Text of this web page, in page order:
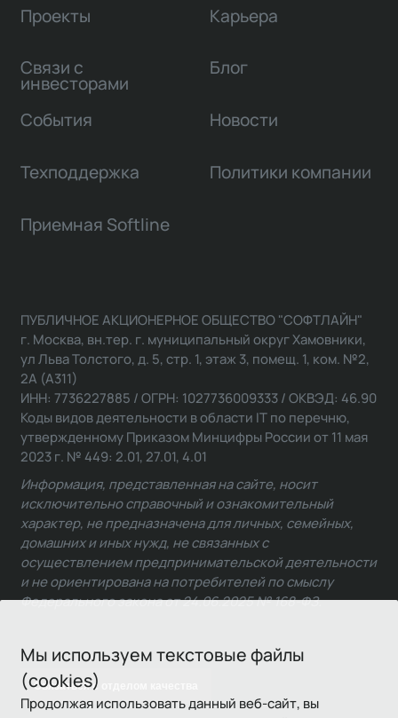
Мы используем текстовые файлы
(cookies)
Продолжая использовать данный веб-сайт, вы
Проекты
Связи с
инвесторами
Карьера
Блог
События Новости
Техподдержка Политики компании
Приемная Softline
Связаться с отделом качества
ПУБЛИЧНОЕ АКЦИОНЕРНОЕ ОБЩЕСТВО "СОФТЛАЙН"
г. Москва, вн.тер. г. муниципальный округ Хамовники,
ул Льва Толстого, д. 5, стр. 1, этаж 3, помещ. 1, ком. №2,
2А (А311)
ИНН: 7736227885 / ОГРН: 1027736009333 / ОКВЭД: 46.90
Коды видов деятельности в области IT по перечню,
утвержденному Приказом Минцифры России от 11 мая
2023 г. № 449: 2.01, 27.01, 4.01
Информация, представленная на сайте, носит
исключительно справочный и ознакомительный
характер, не предназначена для личных, семейных,
домашних и иных нужд, не связанных с
осуществлением предпринимательской деятельности
и не ориентирована на потребителей по смыслу
Федерального закона от 24.06.2025 № 168-ФЗ.